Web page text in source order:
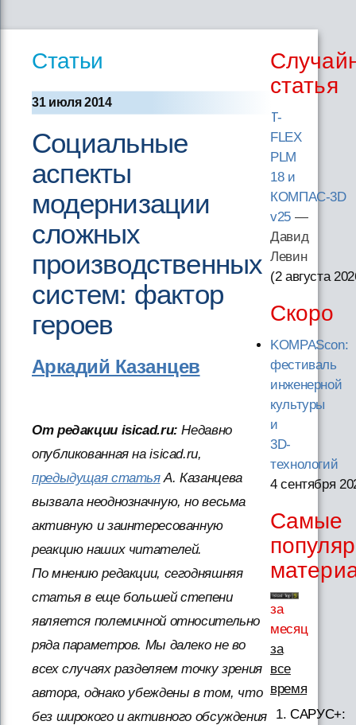
Статьи
31 июля 2014
Социальные
аспекты
модернизации
сложных
производственных
систем: фактор
героев
Аркадий Казанцев
От редакции isicad.ru: Недавно
опубликованная на isicad.ru,
предыдущая статьяА. Казанцева
вызвала неоднозначную, но весьма
активную и заинтересованную
реакцию наших читателей.
По мнению редакции, сегодняшняя
статья в еще большей степени
является полемичной относительно
ряда параметров. Мы далеко не во
всех случаях разделяем точку зрения
автора, однако убеждены в том, что
без широкого и активного обсуждения
статья
T-
FLEX
PLM
18 и
КОМПАС-3D
v25—
Давид
Левин
(2 августа
Скоро
KOMPAScon:
фестиваль
инженерной
культуры
и
3D-
технологий
4 сентября
Самые
за
месяц
за
все
время
САРУС+: